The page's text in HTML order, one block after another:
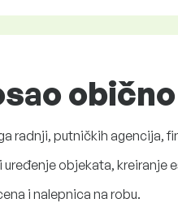
radnji, putničkih agencija,
uređenje objekata, kreiranje
i nalepnica na robu.